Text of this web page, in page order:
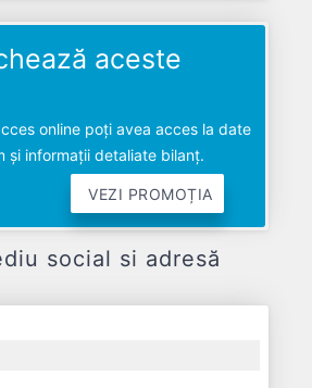
aceste
online poți avea acces la date
și informații detaliate bilanț.
VEZI PROMOȚIA
social si adresă